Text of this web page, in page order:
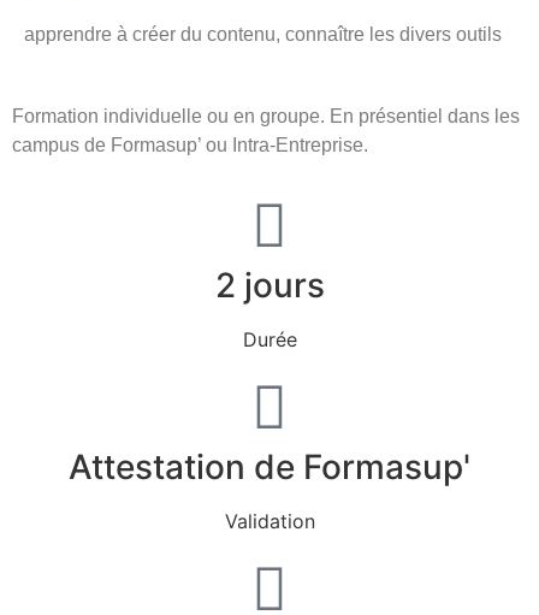
apprendre à créer du contenu, connaître les divers outils
Formation individuelle ou en groupe. En présentiel dans les
campus de Formasup’ ou Intra-Entreprise.
2 jours
Durée
Attestation de Formasup'
Validation